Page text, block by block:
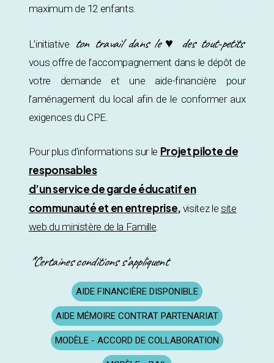
maximum de 12 enfants.
L’initiative ton travail dans le ♥ des tout-petits
vous offre de l’accompagnement dans le dépôt de
votre demande et une aide-financière pour
l’aménagement du local afin de le conformer aux
exigences du CPE.
Pour plus d’informations sur le Projet pilote de
responsables
d’un service de garde éducatif en
communauté et en entreprise, visitez le site
web du ministère de la Famille.
*Certaines conditions s’appliquent
AIDE FINANCIÈRE DISPONIBLE
AIDE MÉMOIRE CONTRAT PARTENARIAT
MODÈLE - ACCORD DE COLLABORATION